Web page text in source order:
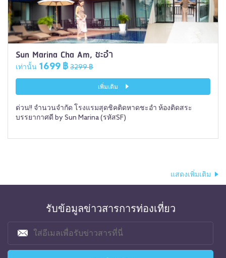
Sun Marina Cha Am, ชะอำ
เท่านั้น 1699 ฿ 3299 ฿
เพิ่มเติม
ด่วน!! จำนวนจำกัด โรงแรมสุดชิคติดหาดชะอำ ห้องติดสระ
บรรยากาศดี by Sun Marina (รหัสSF)
แสดงเพิ่มเติม
รับข้อมูลข่าวสารการท่องเที่ยว